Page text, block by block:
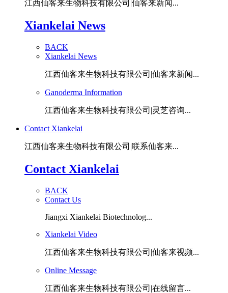
江西仙客来生物科技有限公司|仙客来新闻...
Xiankelai News
BACK
Xiankelai News
江西仙客来生物科技有限公司|仙客来新闻...
Ganoderma Information
江西仙客来生物科技有限公司|灵芝咨询...
Contact Xiankelai
江西仙客来生物科技有限公司|联系仙客来...
Contact Xiankelai
BACK
Contact Us
Jiangxi Xiankelai Biotechnolog...
Xiankelai Video
江西仙客来生物科技有限公司|仙客来视频...
Online Message
江西仙客来生物科技有限公司|在线留言...